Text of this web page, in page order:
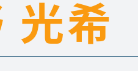
光希